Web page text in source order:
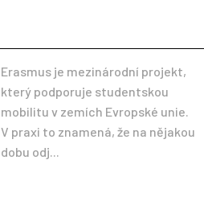
Erasmus je mezinárodní projekt,
který podporuje studentskou
mobilitu v zemích Evropské unie.
V praxi to znamená, že na nějakou
dobu odj...